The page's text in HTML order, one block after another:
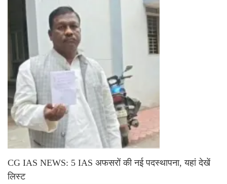
CG IAS NEWS: 5 IAS अफसरों की नई पदस्थापना, यहां देखें
लिस्ट